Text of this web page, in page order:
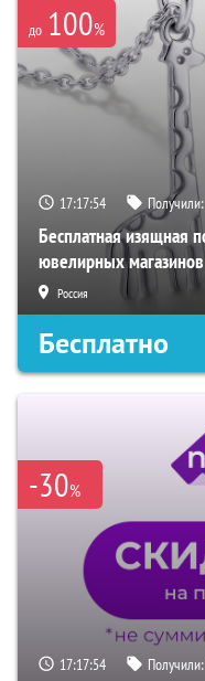
до 100%
17:17:53 Получили:
Бесплатная изящная
ювелирных
Россия
Бесплатно
-30%
17:17:53 Получили: